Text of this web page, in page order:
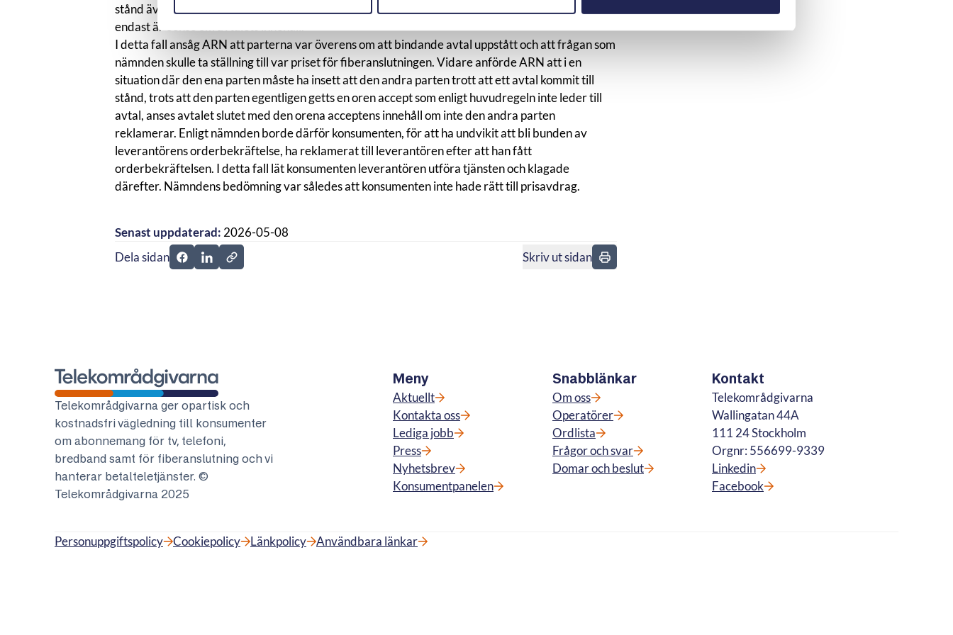
stånd även utan sådan överensstämmelse när båda parter utgår från att det finns ett avtal och
endast är oense om avtalets innehåll.
I detta fall ansåg ARN att parterna var överens om att bindande avtal uppstått och att frågan som
nämnden skulle ta ställning till var priset för fiberanslutningen. Vidare anförde ARN att i en
situation där den ena parten måste ha insett att den andra parten trott att ett avtal kommit till
stånd, trots att den parten egentligen getts en oren accept som enligt huvudregeln inte leder till
avtal, anses avtalet slutet med den orena acceptens innehåll om inte den andra parten
reklamerar. Enligt nämnden borde därför konsumenten, för att ha undvikit att bli bunden av
leverantörens orderbekräftelse, ha reklamerat till leverantören efter att han fått
orderbekräftelsen. I detta fall lät konsumenten leverantören utföra tjänsten och klagade
därefter. Nämndens bedömning var således att konsumenten inte hade rätt till prisavdrag.
Senast uppdaterad: 2026-05-08
Dela sidan
Dela sidan på Facebook
Dela sidan på Linkedin
Skriv ut sidan
Telekområdgivarna
Telekområdgivarna ger opartisk och
kostnadsfri vägledning till konsumenter
om abonnemang för tv, telefoni,
bredband samt för fiberanslutning och vi
hanterar betalteletjänster. ©
Telekområdgivarna 2025
Meny
Aktuellt
Kontakta oss
Lediga jobb
Press
Nyhetsbrev
Konsumentpanelen
Snabblänkar
Om oss
Operatörer
Ordlista
Frågor och svar
Domar och beslut
Kontakt
Telekområdgivarna
Wallingatan 44A
111 24 Stockholm
Orgnr: 556699-9339
Linkedin
Facebook
Personuppgiftspolicy Cookiepolicy Länkpolicy Användbara länkar